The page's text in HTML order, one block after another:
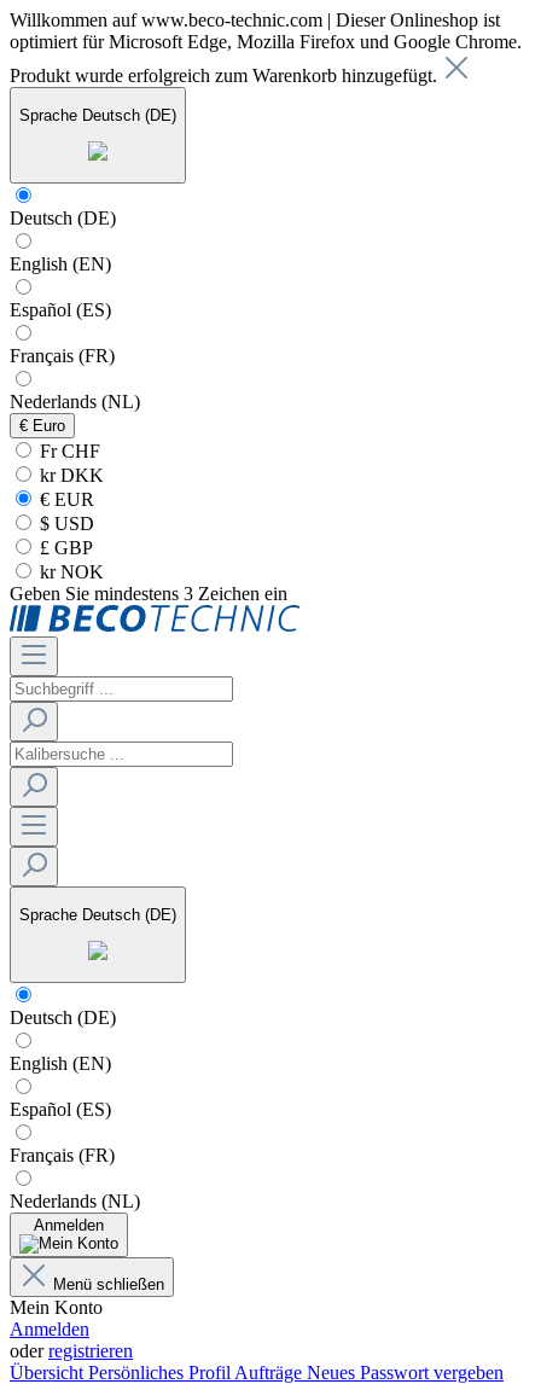
Willkommen auf www.beco-technic.com | Dieser Onlineshop ist
optimiert für Microsoft Edge, Mozilla Firefox und Google Chrome.
Produkt wurde erfolgreich zum Warenkorb hinzugefügt.
Sprache Deutsch (DE)
Deutsch (DE)
English (EN)
Español (ES)
Français (FR)
Nederlands (NL)
€ Euro
Fr CHF
kr DKK
€ EUR
$ USD
£ GBP
kr NOK
Geben Sie mindestens 3 Zeichen ein
Sprache Deutsch (DE)
Deutsch (DE)
English (EN)
Español (ES)
Français (FR)
Nederlands (NL)
Anmelden
Menü schließen
Mein Konto
Anmelden
oderregistrieren
Übersicht Persönliches Profil Aufträge Neues Passwort vergeben